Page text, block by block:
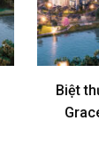
Biệt